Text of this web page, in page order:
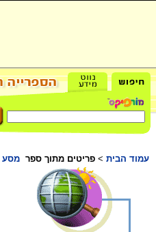
עמוד הבית > פריטים מתוך ספר מסע